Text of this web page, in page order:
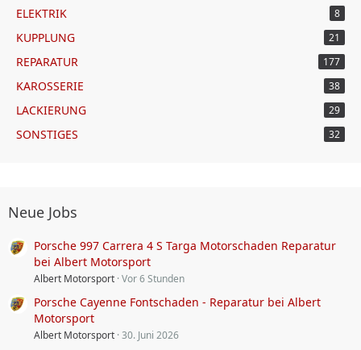
ELEKTRIK 8
KUPPLUNG 21
REPARATUR 177
KAROSSERIE 38
LACKIERUNG 29
SONSTIGES 32
Neue Jobs
Porsche 997 Carrera 4 S Targa Motorschaden Reparatur
bei Albert Motorsport
Albert Motorsport Vor 6 Stunden
Porsche Cayenne Fontschaden - Reparatur bei Albert
Motorsport
Albert Motorsport 30. Juni 2026